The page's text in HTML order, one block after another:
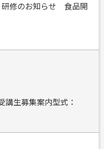
研修のお知らせ 食品開
講生募集案内型式：